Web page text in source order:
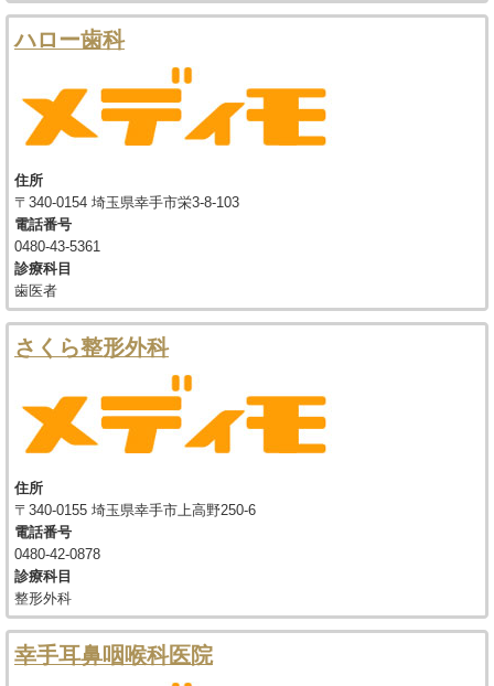
ハロー歯科
住所
〒340-0154 埼玉県幸手市栄3-8-103
電話番号
0480-43-5361
診療科目
歯医者
さくら整形外科
住所
〒340-0155 埼玉県幸手市上高野250-6
電話番号
0480-42-0878
診療科目
整形外科
幸手耳鼻咽喉科医院